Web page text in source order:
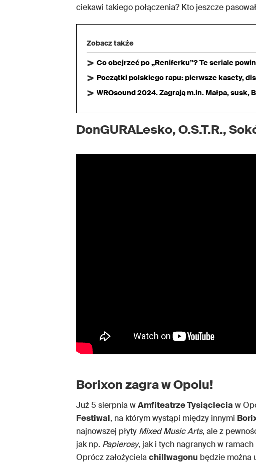
ciekawi takiego połączenia? Kto jeszcze
Zobacz także
Co obejrzeć po „Reniferku”? Te seriale
Początki polskiego rapu: pierwsze kasety,
WROsound 2024. Zagrają m.in. Małpa, susk,
DonGURALesko, O.S.T.R.,
Borixon zagra w Opolu!
Już 5 sierpnia wAmfiteatrze Tysiąclecia w
Festiwal, na którym wystąpi między innymi
najnowszej płyty Mixed Music Arts, ale z
jak np. Papierosy, jak i tych nagranych w
Oprócz założycielachillwagonu będzie można